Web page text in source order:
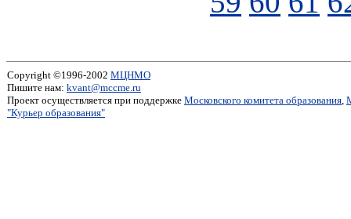
Copyright ©1996-2002 МЦНМО
Пишите нам: kvant@mccme.ru
Проект осуществляется при поддержке Московского комитета образования,
"Курьер образования"